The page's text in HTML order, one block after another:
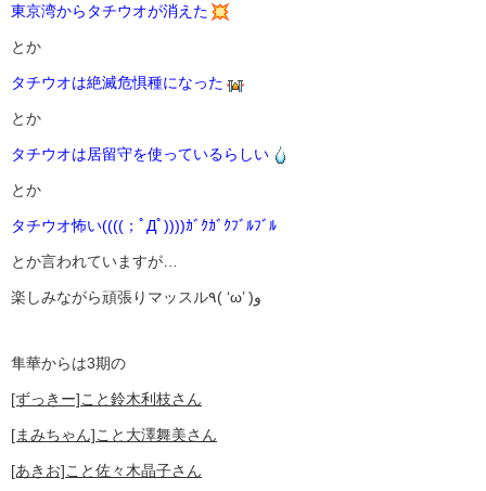
東京湾からタチウオが消えた
とか
タチウオは絶滅危惧種になった
とか
タチウオは居留守を使っているらしい
とか
タチウオ怖い((((；ﾟДﾟ))))ｶﾞｸｶﾞｸﾌﾞﾙﾌﾞﾙ
とか言われていますが…
楽しみながら頑張りマッスル٩( ‘ω’ )و
隼華からは3期の
[ずっきー]こと鈴木利枝さん
[まみちゃん]こと大澤舞美さん
[あきお]こと佐々木晶子さん